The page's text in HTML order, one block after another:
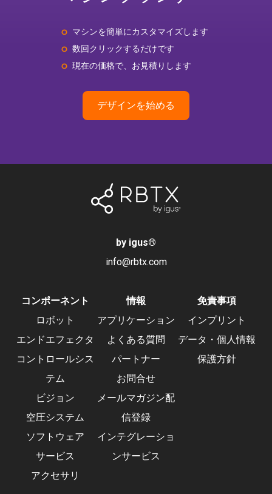
マシンを簡単にカスタマイズします
数回クリックするだけです
現在の価格で、お見積りします
デザインを始める
by igus®
info@rbtx.com
コンポーネント
ロボット
エンドエフェクタ
コントロールシス
テム
ビジョン
空圧システム
ソフトウェア
サービス
アクセサリ
情報
アプリケーション
よくある質問
パートナー
お問合せ
メールマガジン配
信登録
インテグレーショ
ンサービス
免責事項
インプリント
データ・個人情報
保護方針